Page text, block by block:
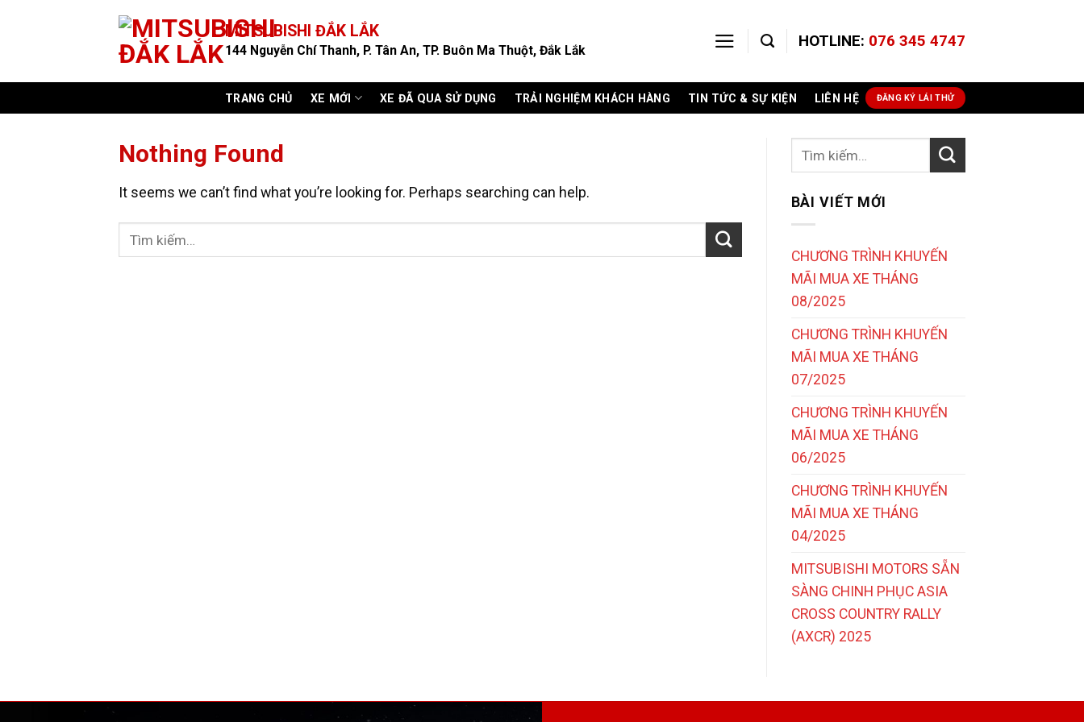
MITSUBISHI ĐẮK LẮK
144 Nguyễn Chí Thanh, P. Tân An, TP. Buôn Ma Thuột, Đắk Lắk HOTLINE: 076 345 4747
TRANG CHỦ XE MỚI XE ĐÃ QUA SỬ DỤNG TRẢI NGHIỆM KHÁCH HÀNG TIN TỨC & SỰ KIỆN LIÊN HỆ ĐĂNG KÝ LÁI THỬ
Nothing Found
It seems we can’t find what you’re looking for. Perhaps searching can help.
BÀI VIẾT MỚI
CHƯƠNG TRÌNH KHUYẾN
MÃI MUA XE THÁNG
08/2025
CHƯƠNG TRÌNH KHUYẾN
MÃI MUA XE THÁNG
07/2025
CHƯƠNG TRÌNH KHUYẾN
MÃI MUA XE THÁNG
06/2025
CHƯƠNG TRÌNH KHUYẾN
MÃI MUA XE THÁNG
04/2025
MITSUBISHI MOTORS SẴN
SÀNG CHINH PHỤC ASIA
CROSS COUNTRY RALLY
(AXCR) 2025